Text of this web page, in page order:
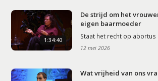
1:34:40
De strijd om het
eigen baarmoeder
Staat het recht op abortus
12 mei 2026
Wat vrijheid van ons